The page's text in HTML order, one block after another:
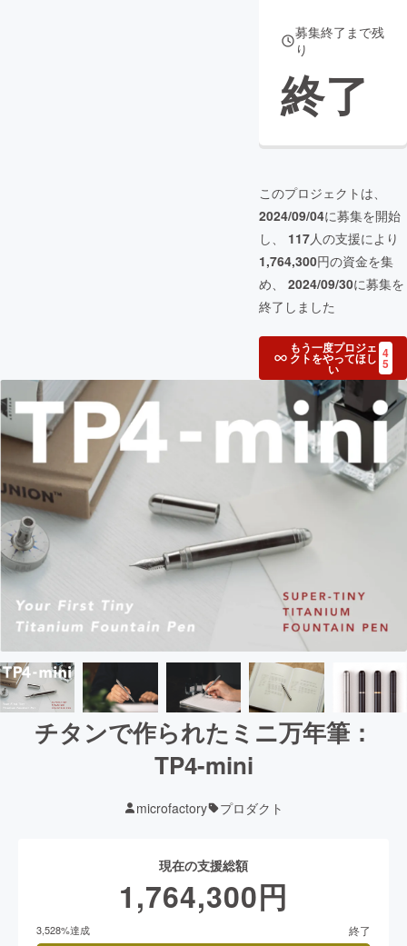
募集終了まで残
り
終了
このプロジェクトは、
2024/09/04に募集を開始
し、 117人の支援により
1,764,300円の資金を集
め、 2024/09/30に募集を
終了しました
もう一度プロジェ
クトをやってほし
い
4
5
チタンで作られたミニ万年筆：
TP4-mini
microfactory プロダクト
現在の支援総額
1,764,300円
3,528%達成 終了